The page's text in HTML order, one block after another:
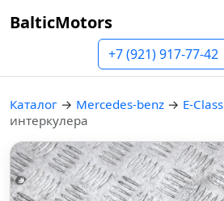
BalticMotors
+7 (921) 917-77-42
Каталог → Mercedes-benz → E-Class
интеркулера